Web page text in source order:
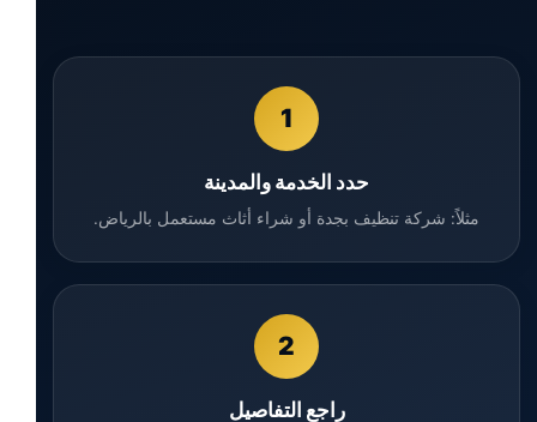
1
حدد الخدمة والمدينة
مثلاً: شركة تنظيف بجدة أو شراء أثاث مستعمل بالرياض.
2
راجع التفاصيل